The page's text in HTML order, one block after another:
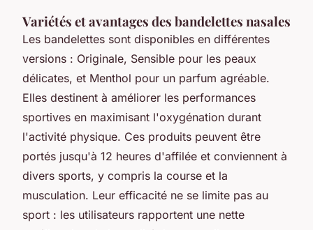
Variétés et avantages des bandelettes nasales
Les bandelettes sont disponibles en différentes
versions : Originale, Sensible pour les peaux
délicates, et Menthol pour un parfum agréable.
Elles destinent à améliorer les performances
sportives en maximisant l'oxygénation durant
l'activité physique. Ces produits peuvent être
portés jusqu'à 12 heures d'affilée et conviennent à
divers sports, y compris la course et la
musculation. Leur efficacité ne se limite pas au
sport : les utilisateurs rapportent une nette